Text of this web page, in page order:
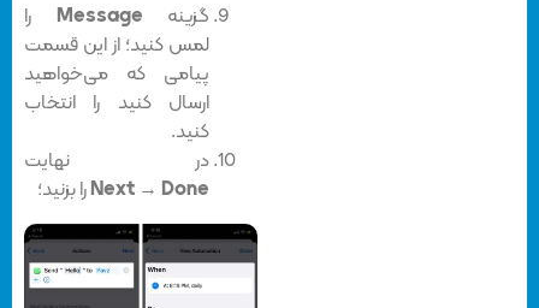
گزینه‌Message
را
لمس کنید؛ از این قسمت
پیامی که می‌خواهید
ارسال کنید را انتخاب
کنید.
در نهایت
Next→Done را بزنید؛